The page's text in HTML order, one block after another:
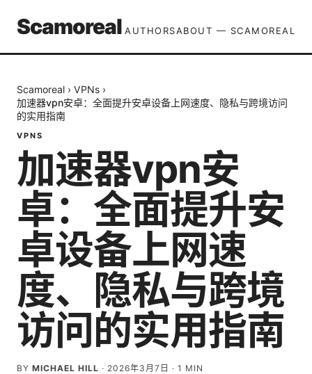
Scamoreal AUTHORSABOUT — SCAMOREAL
Scamoreal › VPNs ›
加速器vpn安卓：全面提升安卓设备上网速度、隐私与跨境访问
的实用指南
VPNS
加速器vpn安
卓：全面提升安
卓设备上网速
度、隐私与跨境
访问的实用指南
BY MICHAEL HILL · 2026年3月7日 · 1 MIN